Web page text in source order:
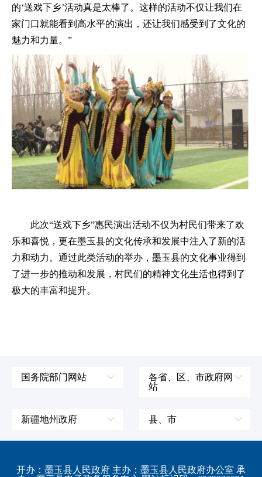
的‘送戏下乡’活动真是太棒了。这样的活动不仅让我们在
家门口就能看到高水平的演出，还让我们感受到了文化的
魅力和力量。”
此次“送戏下乡”惠民演出活动不仅为村民们带来了欢
乐和喜悦，更在墨玉县的文化传承和发展中注入了新的活
力和动力。通过此类活动的举办，墨玉县的文化事业得到
了进一步的推动和发展，村民们的精神文化生活也得到了
极大的丰富和提升。
国务院部门网站
国防部
教育部
各省、区、市政府网
站
江苏省
新疆地州政府
伊犁哈萨克自治州
县、市
皮山县
开办：墨玉县人民政府 主办：墨玉县人民政府办公室 承